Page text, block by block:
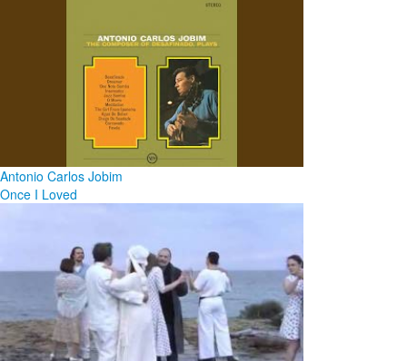
Antonio Carlos Jobim
Once I Loved